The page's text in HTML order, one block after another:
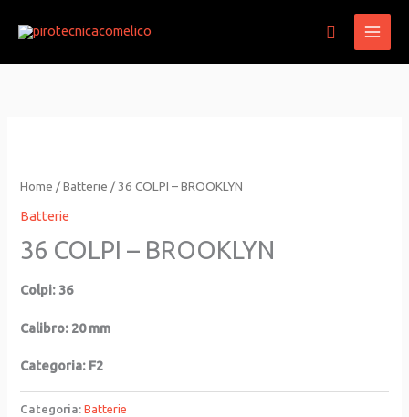
contenuto
Cerca
Home /Batterie / 36 COLPI – BROOKLYN
Batterie
36 COLPI – BROOKLYN
Colpi: 36
Calibro: 20 mm
Categoria: F2
Categoria:Batterie